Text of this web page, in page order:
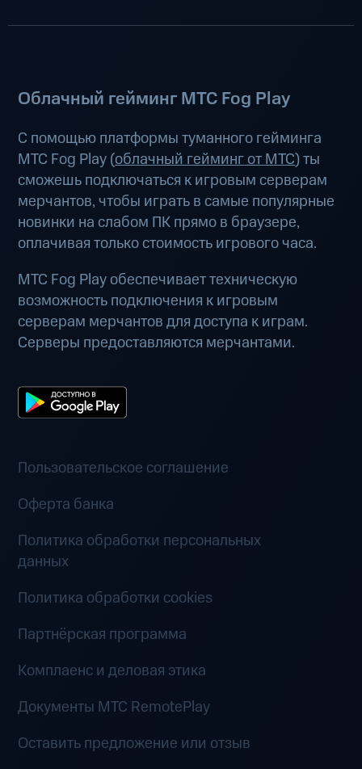
Облачный гейминг МТС Fog Play
С помощью платформы туманного гейминга
МТС Fog Play (облачный гейминг от МТС) ты
сможешь подключаться к игровым серверам
мерчантов, чтобы играть в самые популярные
новинки на слабом ПК прямо в браузере,
оплачивая только стоимость игрового часа.
МТС Fog Play обеспечивает техническую
возможность подключения к игровым
серверам мерчантов для доступа к играм.
Серверы предоставляются мерчантами.
Пользовательское соглашение
Оферта банка
Политика обработки персональных
данных
Политика обработки cookies
Партнёрская программа
Комплаенс и деловая этика
Документы MTC RemotePlay
Оставить предложение или отзыв